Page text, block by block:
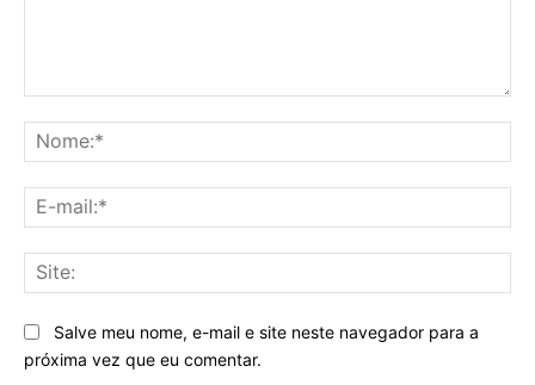
Salve meu nome, e-mail e site neste navegador para a
próxima vez que eu comentar.